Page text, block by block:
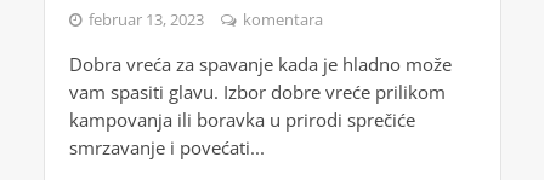
februar 13, 2023 komentara
Dobra vreća za spavanje kada je hladno može
vam spasiti glavu. Izbor dobre vreće prilikom
kampovanja ili boravka u prirodi sprečiće
smrzavanje i povećati...